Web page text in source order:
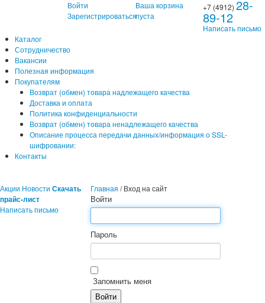
Войти
Зарегистрироваться
Ваша корзина
пуста
+7 (4912)28-
89-12
Написать письмо
Каталог
Сотрудничество
Вакансии
Полезная информация
Покупателям
Возврат (обмен) товара надлежащего качества
Доставка и оплата
Политика конфиденциальности
Возврат (обмен) товара ненадлежащего качества
Описание процесса передачи данных/информация о SSL-
шифровании:
Контакты
Акции Новости Скачать
прайс-лист
Написать письмо
Главная /Вход на сайт
Войти
Пароль
Запомнить меня